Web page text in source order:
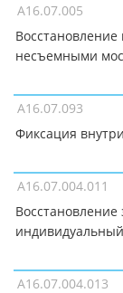
A16.07.005
Восстановление
несъемными
A16.07.093
Фиксация
A16.07.004.011
A16.07.004.013